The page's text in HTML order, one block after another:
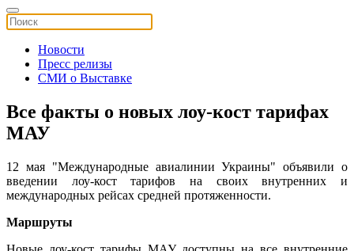
Новости
Пресс релизы
СМИ о Выставке
Все факты о новых лоу-кост тарифах
МАУ
12 мая "Международные авиалинии Украины" объявили о
введении лоу-кост тарифов на своих внутренних и
международных рейсах средней протяженности.
Маршруты